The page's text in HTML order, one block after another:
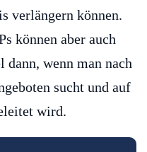
verlängern können.
können aber auch
wenn man nach
sucht und auf
wird.